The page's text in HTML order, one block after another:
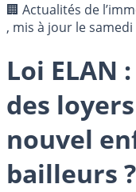
🏢 Actualités de
, mis à jour lesamedi
Loi ELAN
des
nouvel
bailleurs ?